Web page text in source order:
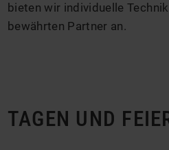
bieten wir individuelle
bewährten Partner an.
TAGEN UND